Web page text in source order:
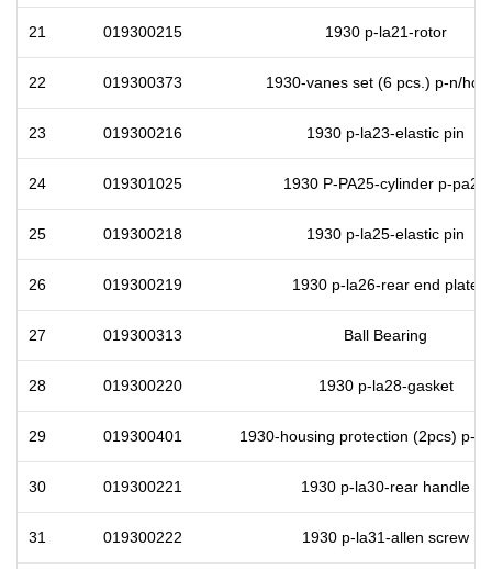
21 019300215 1930 p-la21-rotor
22 019300373 1930-vanes set (6 pcs.) p-n/
23 019300216 1930 p-la23-elastic pin
24 019301025 1930 P-PA25-cylinder p-pa25
25 019300218 1930 p-la25-elastic pin
26 019300219 1930 p-la26-rear end plate
27 019300313 Ball Bearing
28 019300220 1930 p-la28-gasket
29 019300401 1930-housing protection (2pcs) p-
30 019300221 1930 p-la30-rear handle
31 019300222 1930 p-la31-allen screw